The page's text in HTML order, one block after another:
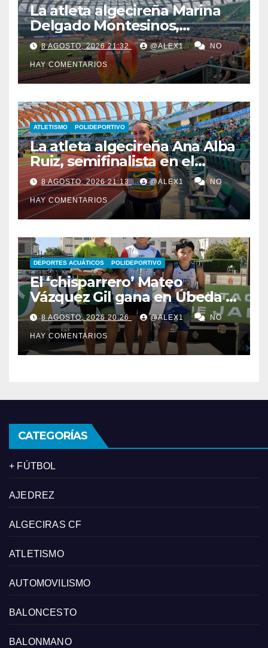
La atleta algecireña Marina
Delgado Montesinos,
finalista con el relevo 4×100
en el Campeonato del
Mundo Sub-20
8 AGOSTO, 2026 21:32 @ALEX1 NO
HAY COMENTARIOS
ATLETISMO POLIDEPORTIVO
La atleta algecireña Ana Alba
Ruiz, semifinalista en el
Mundial Sub-20 con el relevo
4×400 femenino
8 AGOSTO, 2026 21:13 @ALEX1 NO
HAY COMENTARIOS
DEPORTES ACUÁTICOS POLIDEPORTIVO
El ‘chisparrero’ Mateo
Vázquez Gil gana en Úbeda y
se proclama subcampeón de
Andalucía de acuatlón
8 AGOSTO, 2026 20:26 @ALEX1 NO
HAY COMENTARIOS
CATEGORÍAS
+ FÚTBOL
AJEDREZ
ALGECIRAS CF
ATLETISMO
AUTOMOVILISMO
BALONCESTO
BALONMANO